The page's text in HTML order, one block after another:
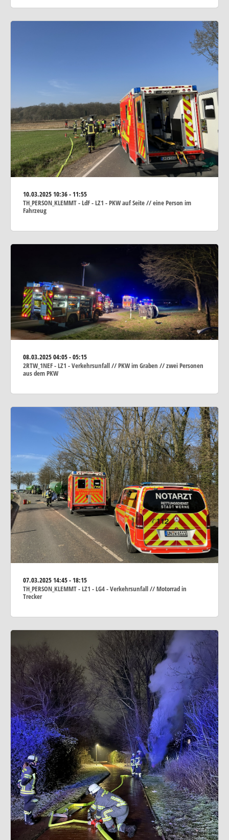
10.03.202510:36 - 11:55
TH_PERSON_KLEMMT - LdF - LZ1 - PKW auf Seite // eine Person im
Fahrzeug
08.03.202504:05 - 05:15
2RTW_1NEF - LZ1 - Verkehrsunfall // PKW im Graben // zwei Personen
aus dem PKW
07.03.202514:45 - 18:15
TH_PERSON_KLEMMT - LZ1 - LG4 - Verkehrsunfall // Motorrad in
Trecker